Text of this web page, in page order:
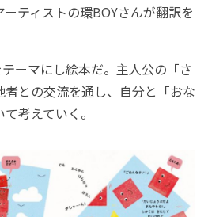
ティストの環BOYさんが翻訳を
ーマにし絵本だ。主人公の「さ
との交流を通し、自分と「おな
考えていく。